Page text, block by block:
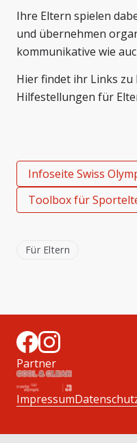
Ihre Eltern spielen
und übernehmen
kommunikative wie
Hier findet ihr Links
Hilfestellungen für
Infoseite Swiss
Toolbox für
Für Eltern
Partner
Impressum